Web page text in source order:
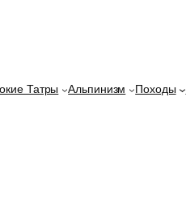
Татры Альпинизм Походы